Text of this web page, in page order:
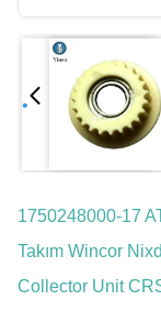
1750248000-17
Takım Wincor
Collector Unit